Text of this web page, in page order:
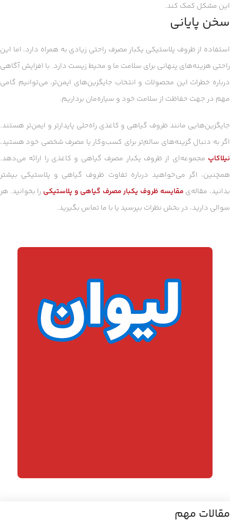
این مشکل کمک کند.
سخن پایانی
استفاده از ظروف پلاستیکی یکبار مصرف راحتی زیادی به همراه دارد، اما این
راحتی هزینه‌های پنهانی برای سلامت ما و محیط زیست دارد. با افزایش آگاهی
درباره خطرات این محصولات و انتخاب جایگزین‌های ایمن‌تر، می‌توانیم گامی
مهم در جهت حفاظت از سلامت خود و سیاره‌مان برداریم.
جایگزین‌هایی مانند ظروف گیاهی و کاغذی راه‌حلی پایدارتر و ایمن‌تر هستند.
اگر به دنبال گزینه‌های سالم‌تر برای کسب‌وکار یا مصرف شخصی خود هستید،
نیلاکاپ مجموعه‌ای از ظروف یکبار مصرف گیاهی و کاغذی را ارائه می‌دهد.
همچنین، اگر می‌خواهید درباره تفاوت ظروف گیاهی و پلاستیکی بیشتر
بدانید، مقاله‌ی مقایسه ظروف یکبار مصرف گیاهی و پلاستیکی را بخوانید. هر
سوالی دارید، در بخش نظرات بپرسید یا با ما تماس بگیرید.
مقالات مهم